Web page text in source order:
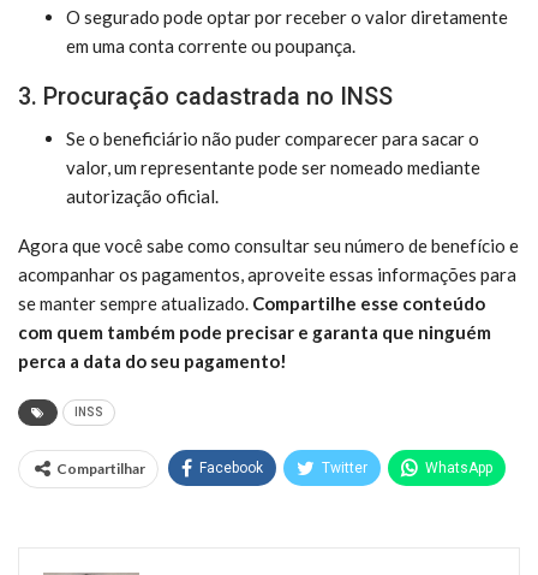
O segurado pode optar por receber o valor diretamente
em uma conta corrente ou poupança.
3. Procuração cadastrada no INSS
Se o beneficiário não puder comparecer para sacar o
valor, um representante pode ser nomeado mediante
autorização oficial.
Agora que você sabe como consultar seu número de benefício e
acompanhar os pagamentos, aproveite essas informações para
se manter sempre atualizado. Compartilhe esse conteúdo
com quem também pode precisar e garanta que ninguém
perca a data do seu pagamento!
INSS
Compartilhar Facebook Twitter WhatsApp